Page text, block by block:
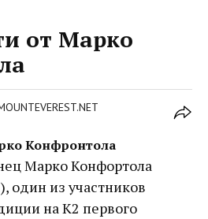
от Марко
Конфронтола
Марко Конфортола
), один из участников
на К2 первого